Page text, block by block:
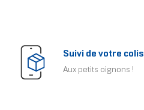
Suivi de votre colis
Aux petits oignons !